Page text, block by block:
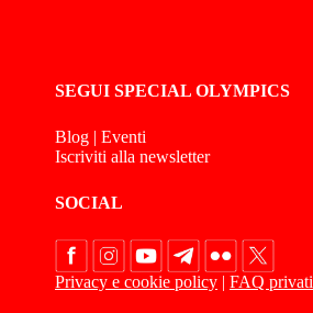
SEGUI SPECIAL OLYMPICS
Blog | Eventi
Iscriviti alla newsletter
SOCIAL
Privacy e cookie policy | FAQ privati